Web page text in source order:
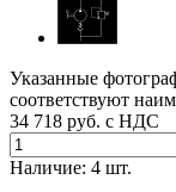
Указанные
соответствуют
34 718 руб. с НДС
Наличие: 4 шт.